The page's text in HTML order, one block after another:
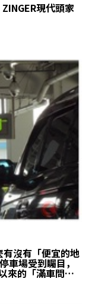
現代頭家
沒有「便宜的地
車場受到矚目，
來的「滿車問